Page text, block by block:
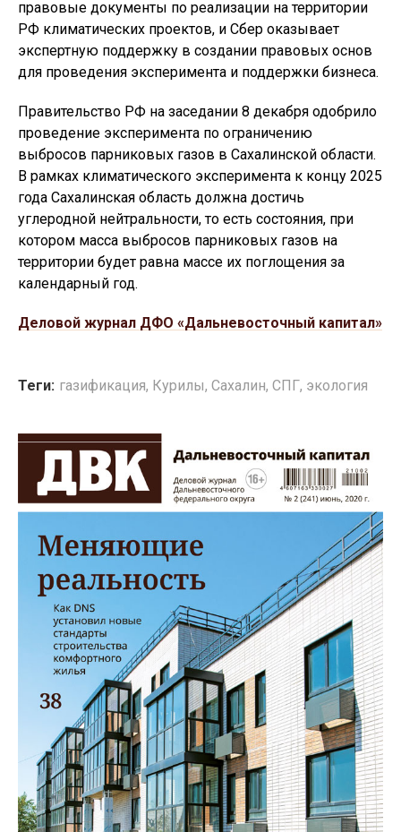
правовые документы по реализации на территории
РФ климатических проектов, и Сбер оказывает
экспертную поддержку в создании правовых основ
для проведения эксперимента и поддержки бизнеса.
Правительство РФ на заседании 8 декабря одобрило
проведение эксперимента по ограничению
выбросов парниковых газов в Сахалинской области.
В рамках климатического эксперимента к концу 2025
года Сахалинская область должна достичь
углеродной нейтральности, то есть состояния, при
котором масса выбросов парниковых газов на
территории будет равна массе их поглощения за
календарный год.
Деловой журнал ДФО «Дальневосточный капитал»
Теги: газификация, Курилы, Сахалин, СПГ, экология